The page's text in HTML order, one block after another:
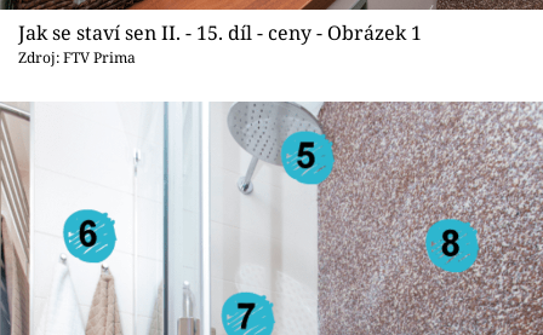
Sledujte nás
Jak se staví sen II. - 15. díl - ceny - Obrázek 1
Zdroj: FTV Prima